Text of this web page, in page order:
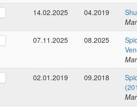
14.02.2025
04.2019
07.11.2025
08.2025
02.01.2019
09.2018